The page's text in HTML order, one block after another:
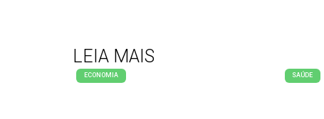
LEIA MAIS
ECONOMIA SAÚDE